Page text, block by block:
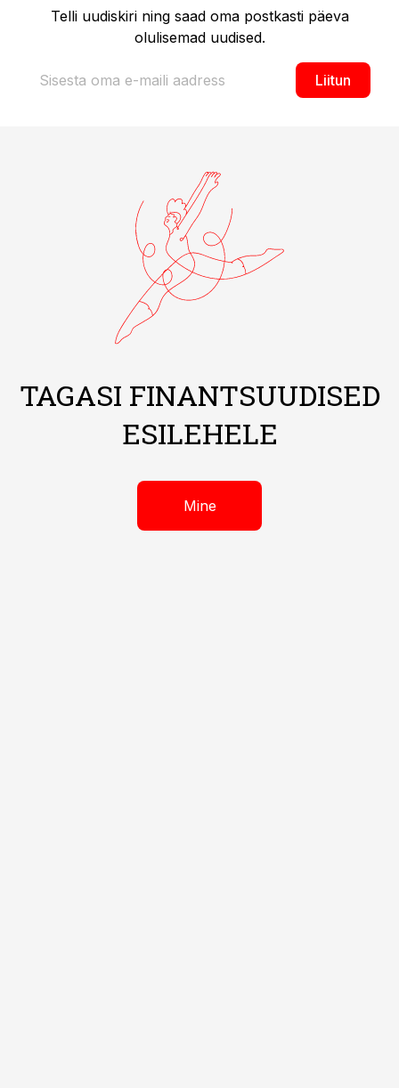
Telli uudiskiri ning saad oma postkasti päeva
olulisemad uudised.
Liitun
TAGASI FINANTSUUDISED
ESILEHELE
Mine